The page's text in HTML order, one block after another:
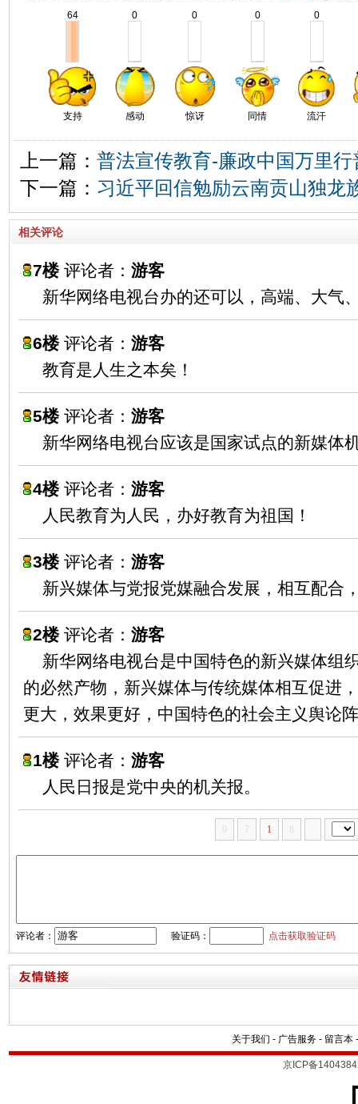
64
支持
0
感动
0
惊讶
0
同情
0
流汗
上一篇： 普法宣传教育-廉政中国万里行
下一篇： 习近平回信勉励云南贡山独龙
相关评论
7楼评论者： 游客
新华网络电视台办的还可以，高端、大气
6楼评论者： 游客
教育是人生之本矣！
5楼评论者： 游客
新华网络电视台应该是国家试点的新媒体
4楼评论者： 游客
人民教育为人民，办好教育为祖国！
3楼评论者： 游客
新兴媒体与党报党媒融合发展，相互配合
2楼评论者： 游客
新华网络电视台是中国特色的新兴媒体组
的必然产物，新兴媒体与传统媒体相互促进
更大，效果更好，中国特色的社会主义舆论
1楼评论者： 游客
人民日报是党中央的机关报。
7 1 :
评论者： 验证码： 点击获取验证码
关于我们 - 广告服务 - 留言本
京ICP备